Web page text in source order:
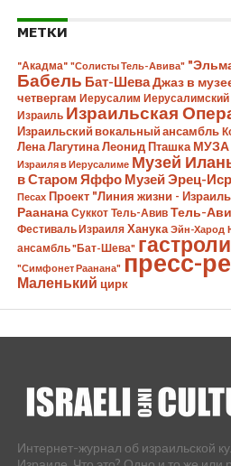
МЕТКИ
"Акадма" "Солисты Тель-Авива"
Бабель Бат-ШеваДжаз в
четвергам Иерусалим
Израиль Израильская
Израильский вокальный ансамбль
Лена Лагутина Леонид Пташка МУЗА
Израиля в Иерусалиме Музей
в Старом Яффо Музей Эрец-
Песах Проект "Линия жизни -
Раанана Суккот Тель-Авив Тель-
Фестиваль Израиля Ханука Эйн-Харод
ансамбль "Бат-Шева" гастроли
"Симфонет Раанана" пресс-
Маленький цирк
Интернет-журнал об израильской